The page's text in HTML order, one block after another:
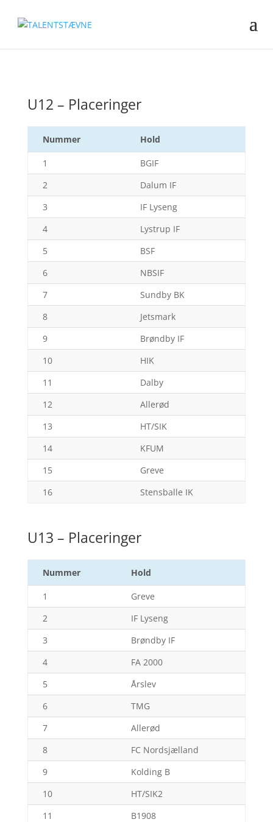
U12 – Placeringer
Nummer Hold
1
BGIF
2
Dalum IF
3
IF Lyseng
4
Lystrup IF
5
BSF
6
NBSIF
7
Sundby BK
8
Jetsmark
9
Brøndby IF
10
HIK
11
Dalby
12
Allerød
13
HT/SIK
14
KFUM
15
Greve
16
Stensballe IK
U13 – Placeringer
Nummer Hold
1
Greve
2
IF Lyseng
3
Brøndby IF
4
FA 2000
5
Årslev
6
TMG
7
Allerød
8
FC Nordsjælland
9
Kolding B
10
HT/SIK2
11
B1908